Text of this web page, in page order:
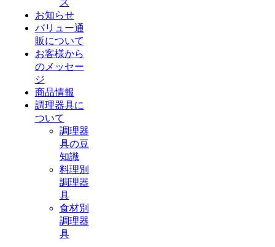
ス
お知らせ
バリュー通
販について
お客様から
のメッセー
ジ
商品情報
調理器具に
ついて
調理器
具の豆
知識
料理別
調理器
具
食材別
調理器
具